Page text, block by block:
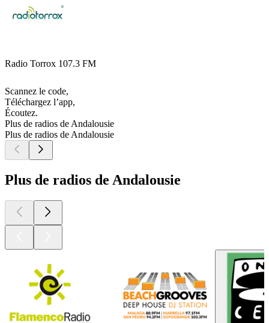
Radio Torrox 107.3 FM
Scannez le code,
Téléchargez l’app,
Écoutez.
Plus de radios de Andalousie
Plus de radios de Andalousie
Plus de radios de Andalousie